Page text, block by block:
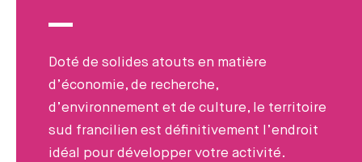
Doté de solides atouts en matière
d’économie, de recherche,
d’environnement et de culture, le territoire
sud francilien est définitivement l’endroit
idéal pour développer votre activité.